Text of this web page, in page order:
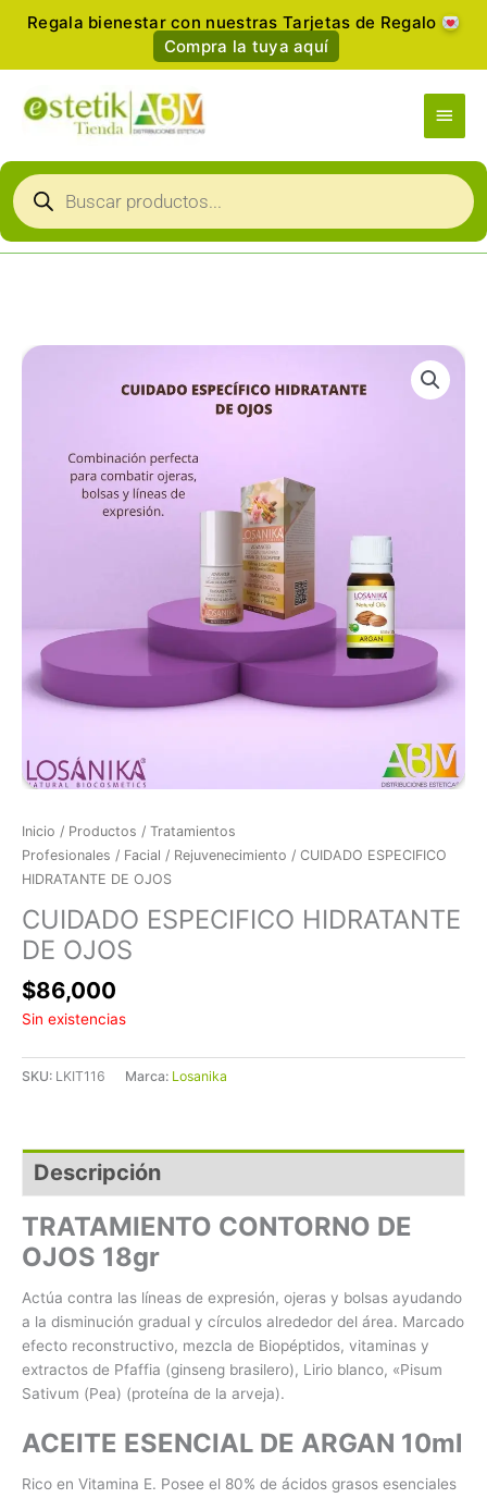
Regala bienestar con nuestras Tarjetas de Regalo
Compra la tuya aquí
Menú
Búsqueda
de
productos
Inicio / Productos / Tratamientos
Profesionales / Facial / Rejuvenecimiento / CUIDADO ESPECIFICO
HIDRATANTE DE OJOS
CUIDADO ESPECIFICO HIDRATANTE
DE OJOS
$86,000
Sin existencias
SKU: LKIT116 Marca: Losanika
Descripción
TRATAMIENTO CONTORNO DE
OJOS 18gr
Actúa contra las líneas de expresión, ojeras y bolsas ayudando
a la disminución gradual y círculos alrededor del área. Marcado
efecto reconstructivo, mezcla de Biopéptidos, vitaminas y
extractos de Pfaffia (ginseng brasilero), Lirio blanco, «Pisum
Sativum (Pea) (proteína de la arveja).
ACEITE ESENCIAL DE ARGAN 10ml
Rico en Vitamina E. Posee el 80% de ácidos grasos esenciales